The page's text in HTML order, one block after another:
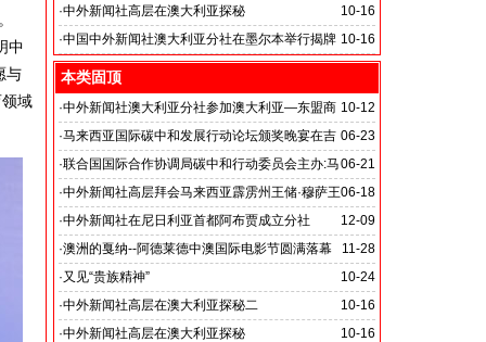
中
与
域
每一个社会追寻的真正宝藏
10-16
·中外新闻社高层在澳大利亚探秘
10-16
·中国中外新闻社澳大利亚分社在墨尔本举行揭牌
仪式
本类固顶
10-12
·中外新闻社澳大利亚分社参加澳大利亚—东盟商
务论坛
06-23
·马来西亚国际碳中和发展行动论坛颁奖晚宴在吉
隆坡香格里拉大酒店举行
06-21
·联合国国际合作协调局碳中和行动委员会主办:马
来西亚国际低碳发展行动论坛
主题:促进低碳领域技术交流 深化低碳经济国际合作
06-18
·中外新闻社高层拜会马来西亚霹雳州王储·穆萨王
子
12-09
·中外新闻社在尼日利亚首都阿布贾成立分社
11-28
·澳洲的戛纳--阿德莱德中澳国际电影节圆满落幕
10-24
·又见“贵族精神”
在这个贵族销声匿迹的时代，“贵族的精神”是否应该是
每一个社会追寻的真正宝藏
10-16
·中外新闻社高层在澳大利亚探秘二
10-16
·中外新闻社高层在澳大利亚探秘